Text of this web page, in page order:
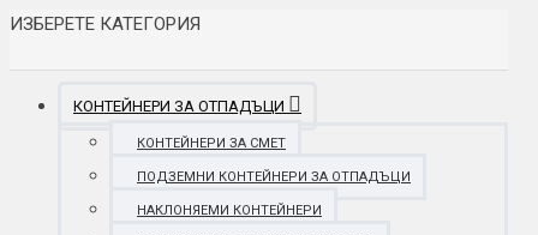
ИЗБЕРЕТЕ КАТЕГОРИЯ
КОНТЕЙНЕРИ ЗА ОТПАДЪЦИ
КОНТЕЙНЕРИ ЗА СМЕТ
ПОДЗЕМНИ КОНТЕЙНЕРИ ЗА ОТПАДЪЦИ
НАКЛОНЯЕМИ КОНТЕЙНЕРИ